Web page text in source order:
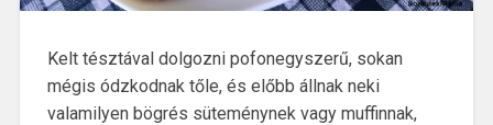
Kelt tésztával dolgozni pofonegyszerű, sokan
mégis ódzkodnak tőle, és előbb állnak neki
valamilyen bögrés süteménynek vagy muffinnak,